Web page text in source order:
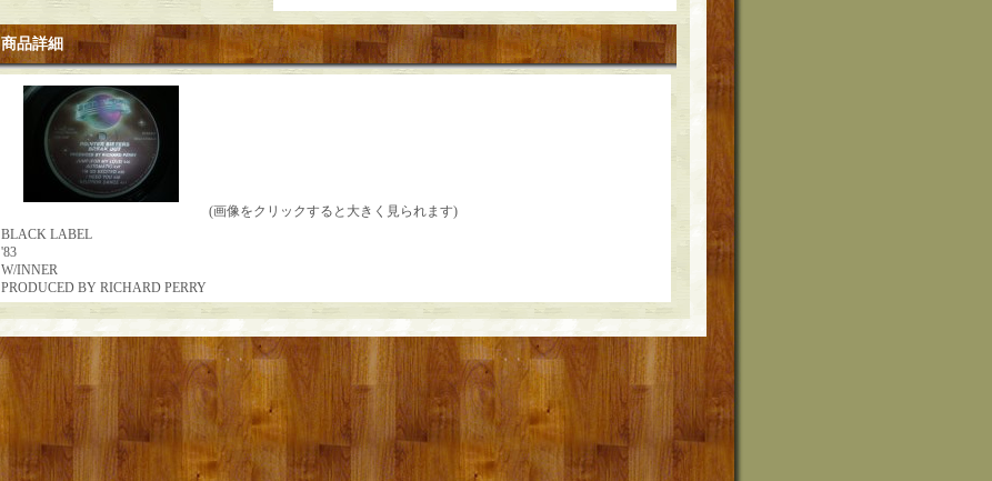
商品詳細
(画像をクリックすると大きく見られます)
BLACK LABEL
'83
W/INNER
PRODUCED BY RICHARD PERRY